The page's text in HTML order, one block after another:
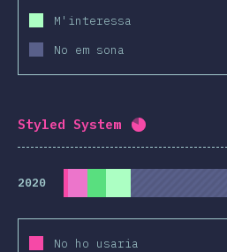
M'interessa
No em sona
Styled System
2020
No ho usaria